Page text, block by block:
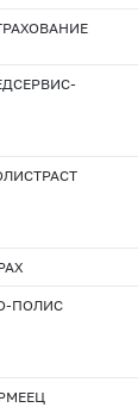
ПОЛИС